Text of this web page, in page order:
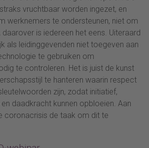
vruchtbaar worden ingezet, en
werknemers te ondersteunen, niet om
is iedereen het eens. Uiteraard
als leidinggevenden niet toegeven aan
te gebruiken om
te controleren. Het is juist de kunst
te hanteren waarin respect
zijn, zodat initiatief,
daadkracht kunnen opbloeien. Aan
coronacrisis de taak om dit te